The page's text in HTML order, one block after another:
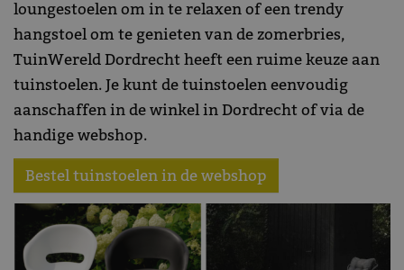
loungestoelen om in te relaxen of een trendy
hangstoel om te genieten van de zomerbries,
TuinWereld Dordrecht heeft een ruime keuze aan
tuinstoelen. Je kunt de tuinstoelen eenvoudig
aanschaffen in de winkel in Dordrecht of via de
handige webshop.
Bestel tuinstoelen in de webshop